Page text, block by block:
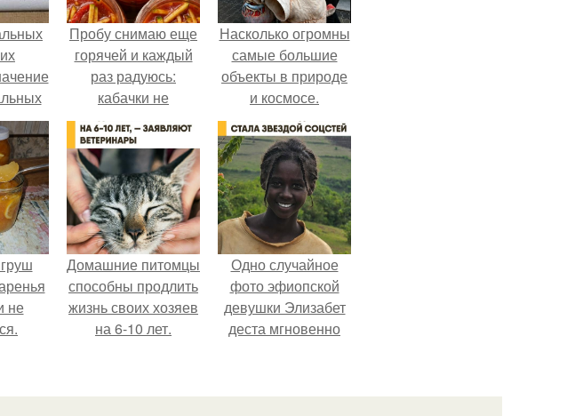
Пробу снимаю еще
горячей и каждый
раз радуюсь:
кабачки не
развариваются, а
соус получается
густым и
пикантным.
Насколько огромны
самые большие
объекты в природе
и космосе.
не
Домашние питомцы
способны продлить
жизнь своих хозяев
на 6-10 лет.
Одно случайное
фото эфиопской
девушки Элизабет
деста мгновенно
сделало её новой